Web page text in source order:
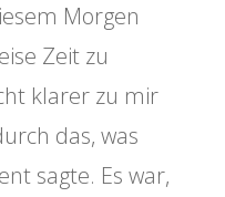
Morgen
Zeit zu
klarer zu mir
das, was
sagte. Es war,